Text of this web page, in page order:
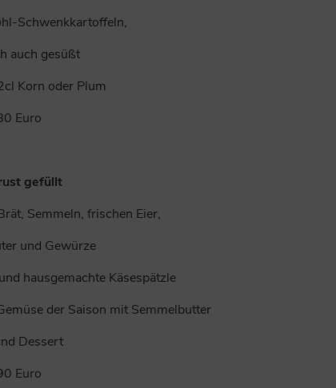
Schwenkkartoffeln,
auch gesüßt
Korn oder Plum
Euro
gefüllt
Semmeln, frischen Eier,
und Gewürze
hausgemachte Käsespätzle
der Saison mit Semmelbutter
Dessert
Euro